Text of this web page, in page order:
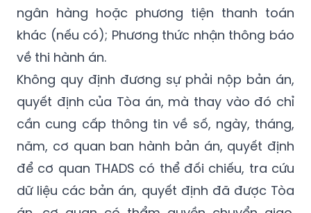
ngân hàng hoặc phương tiện thanh toán
khác (nếu có); Phương thức nhận thông báo
về thi hành án.
Không quy định đương sự phải nộp bản án,
quyết định của Tòa án, mà thay vào đó chỉ
cần cung cấp thông tin về số, ngày, tháng,
năm, cơ quan ban hành bản án, quyết định
để cơ quan THADS có thể đối chiếu, tra cứu
dữ liệu các bản án, quyết định đã được Tòa